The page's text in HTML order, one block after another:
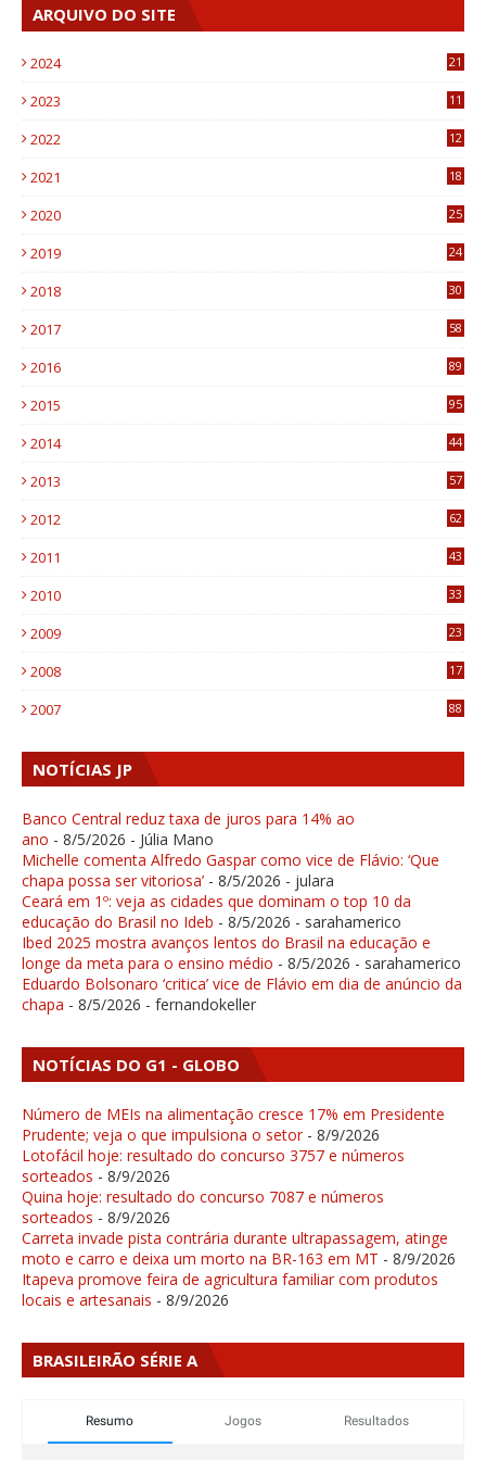
ARQUIVO DO SITE
2024 21
2023
11
2022
12
2021
18
2020
25
2019
24
2018
30
2017
58
2016
89
2015
95
2014
44
2013
57
2012
62
2011
43
2010
33
2009
23
2008
17
2007 88
NOTÍCIAS JP
Banco Central reduz taxa de juros para 14% ao
ano - 8/5/2026 - Júlia Mano
Michelle comenta Alfredo Gaspar como vice de Flávio: ‘Que
chapa possa ser vitoriosa’ - 8/5/2026 - julara
Ceará em 1º: veja as cidades que dominam o top 10 da
educação do Brasil no Ideb - 8/5/2026 - sarahamerico
Ibed 2025 mostra avanços lentos do Brasil na educação e
longe da meta para o ensino médio - 8/5/2026 - sarahamerico
Eduardo Bolsonaro ‘critica’ vice de Flávio em dia de anúncio da
chapa - 8/5/2026 - fernandokeller
NOTÍCIAS DO G1 - GLOBO
Número de MEIs na alimentação cresce 17% em Presidente
Prudente; veja o que impulsiona o setor - 8/9/2026
Lotofácil hoje: resultado do concurso 3757 e números
sorteados - 8/9/2026
Quina hoje: resultado do concurso 7087 e números
sorteados - 8/9/2026
Carreta invade pista contrária durante ultrapassagem, atinge
moto e carro e deixa um morto na BR-163 em MT - 8/9/2026
Itapeva promove feira de agricultura familiar com produtos
locais e artesanais - 8/9/2026
BRASILEIRÃO SÉRIE A
Resumo Jogos Resultados